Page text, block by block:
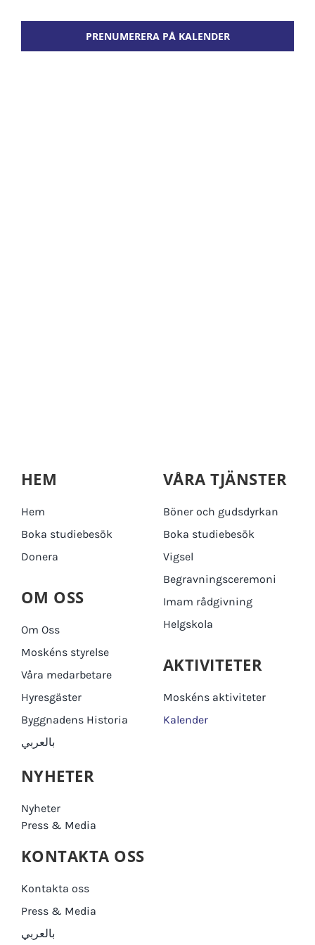
Kontakta oss
Views
PRENUMERERA PÅ KALENDER
HEM
Hem
Boka studiebesök
Donera
OM OSS
Om Oss
Moskéns styrelse
Våra medarbetare
Hyresgäster
Byggnadens Historia
بالعربي
VÅRA TJÄNSTER
Böner och gudsdyrkan
Boka studiebesök
Vigsel
Begravningsceremoni
Imam rådgivning
Helgskola
AKTIVITETER
Moskéns aktiviteter
Kalender
NYHETER
Nyheter
Press & Media
KONTAKTA OSS
Kontakta oss
Press & Media
بالعربي